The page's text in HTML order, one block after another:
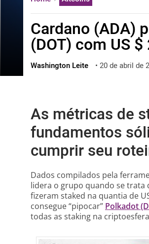
العربية
ไทย
ქართული
Cardano (ADA)
(DOT) com US
Washington Leite • 20 de abril de
As métricas de
fundamentos
cumprir seu
Dados compilados pela
lidera o grupo quando se trata
fizeram staked na quantia de
consegue “pipocar” Polkadot
todas as staking na